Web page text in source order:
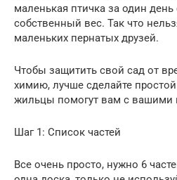
маленькая птичка за один
собственный вес. Так что
маленьких пернатых друзей.
Чтобы защитить свой сад от
химию, лучше сделайте
жильцы помогут вам с вашими
Шаг 1: Список частей
Все очень просто, нужно 6